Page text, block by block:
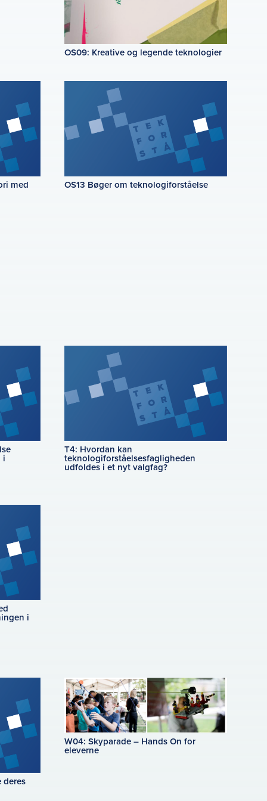
OS09: Kreative og legende teknologier
med OS13 Bøger om teknologiforståelse
i
T4: Hvordan kan
teknologiforståelsesfagligheden
udfoldes i et nyt valgfag?
i
W04: Skyparade – Hands On for
eleverne